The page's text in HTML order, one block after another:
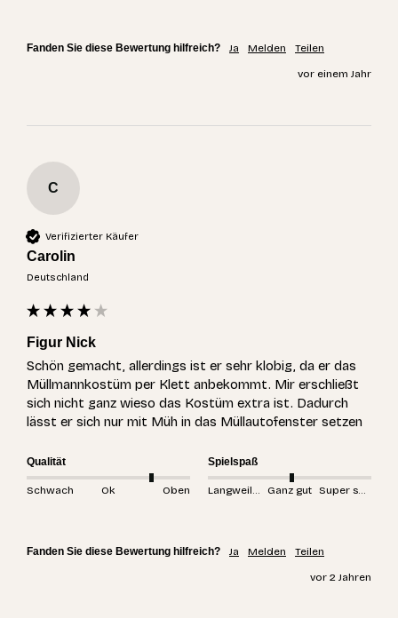
Fanden Sie diese Bewertung hilfreich? Ja Melden Teilen
vor einem Jahr
C
Verifizierter Käufer
Carolin
Deutschland
Figur Nick
Schön gemacht, allerdings ist er sehr klobig, da er das
Müllmannkostüm per Klett anbekommt. Mir erschließt
sich nicht ganz wieso das Kostüm extra ist. Dadurch
lässt er sich nur mit Müh in das Müllautofenster setzen
Qualität
Schwach Ok Oben
Spielspaß
Ganz gut Super spannend
Fanden Sie diese Bewertung hilfreich? Ja Melden Teilen
vor 2 Jahren